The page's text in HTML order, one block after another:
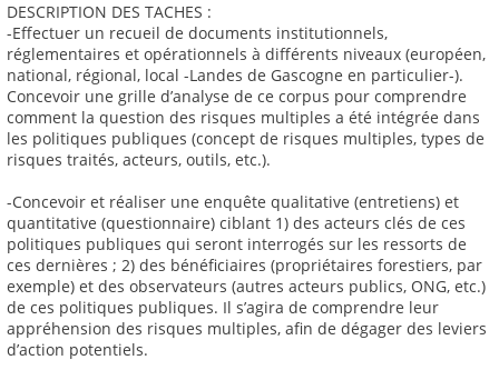
DESCRIPTION DES TACHES :
-Effectuer un recueil de documents institutionnels,
réglementaires et opérationnels à différents niveaux (européen,
national, régional, local -Landes de Gascogne en particulier-).
Concevoir une grille d’analyse de ce corpus pour comprendre
comment la question des risques multiples a été intégrée dans
les politiques publiques (concept de risques multiples, types de
risques traités, acteurs, outils, etc.).
-Concevoir et réaliser une enquête qualitative (entretiens) et
quantitative (questionnaire) ciblant 1) des acteurs clés de ces
politiques publiques qui seront interrogés sur les ressorts de
ces dernières ; 2) des bénéficiaires (propriétaires forestiers, par
exemple) et des observateurs (autres acteurs publics, ONG, etc.)
de ces politiques publiques. Il s’agira de comprendre leur
appréhension des risques multiples, afin de dégager des leviers
d’action potentiels.